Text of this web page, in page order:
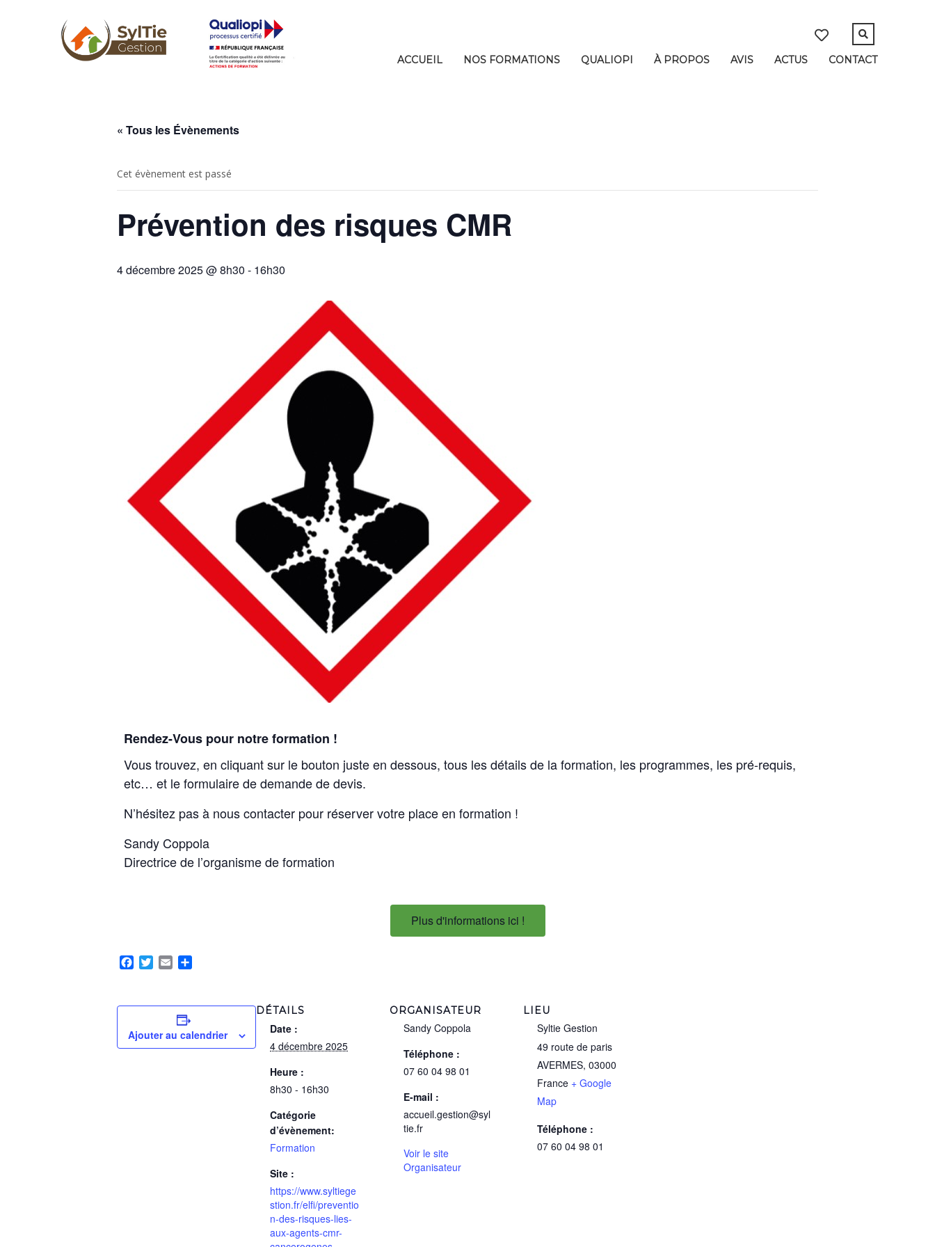
ACCUEIL NOS FORMATIONS QUALIOPI À PROPOS AVIS ACTUS CONTACT
« Tous les Évènements
Cet évènement est passé
Prévention des risques CMR
4 décembre 2025 @ 8h30 - 16h30
Rendez-Vous pour notre formation !
Vous trouvez, en cliquant sur le bouton juste en dessous, tous les détails de la formation, les programmes, les pré-requis,
etc… et le formulaire de demande de devis.
N’hésitez pas à nous contacter pour réserver votre place en formation !
Sandy Coppola
Directrice de l’organisme de formation
Plus d'informations ici !
Facebook
TwitterEmail
Ajouter au calendrier
DÉTAILS
Date :
4 décembre 2025
Heure :
8h30 - 16h30
Catégorie
d’évènement:
Formation
Site :
https://www.syltiege
stion.fr/elfi/preventio
n-des-risques-lies-
aux-agents-cmr-
ORGANISATEUR
Sandy Coppola
Téléphone :
07 60 04 98 01
E-mail :
accueil.gestion@syl
tie.fr
Voir le site
Organisateur
LIEU
Syltie Gestion
49 route de paris
AVERMES, 03000
France + Google
Map
Téléphone :
07 60 04 98 01